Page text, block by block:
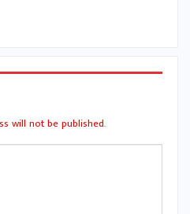
will not be published.